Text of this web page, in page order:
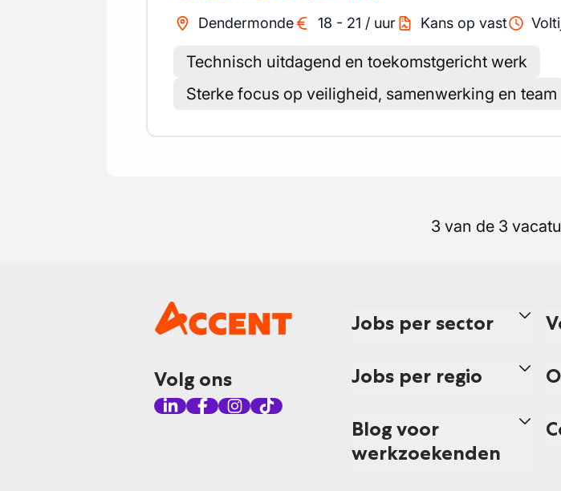
Dendermonde 18 - 21 / uur Kans op vast
Technisch uitdagend en toekomstgericht werk
Sterke focus op veiligheid, samenwerking en team
3 van de 3
Volg ons
Jobs per sector
Jobs per regio
Blog voor
werkzoekenden